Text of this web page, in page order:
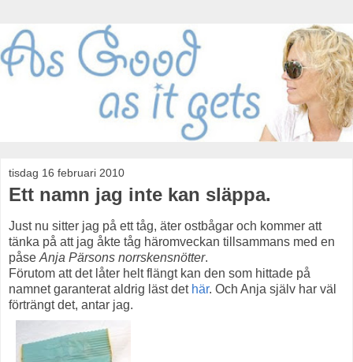
tisdag 16 februari 2010
Ett namn jag inte kan släppa.
Just nu sitter jag på ett tåg, äter ostbågar och kommer att
tänka på att jag åkte tåg häromveckan tillsammans med en
påse Anja Pärsons norrskensnötter.
Förutom att det låter helt flängt kan den som hittade på
namnet garanterat aldrig läst det här. Och Anja själv har väl
förträngt det, antar jag.